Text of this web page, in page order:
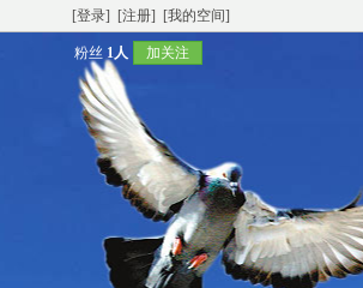
[登录] [注册] [我的空间]
粉丝 1人 加关注